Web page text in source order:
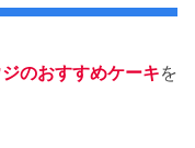
のおすすめケーキを